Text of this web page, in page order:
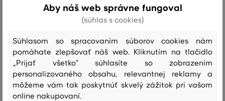
BAVLNA
100 %
Starostlivosť
Aby náš web správne fungoval
(súhlas s cookies)
Súhlasom so spracovaním súborov cookies nám
pomáhate zlepšovať náš web. Kliknutím na tlačidlo
„Prijať všetko" súhlasíte so zobrazením
personalizovaného obsahu, relevantnej reklamy a
môžeme vám tak poskytnúť skvelý zážitok pri vašom
online nakupovaní.